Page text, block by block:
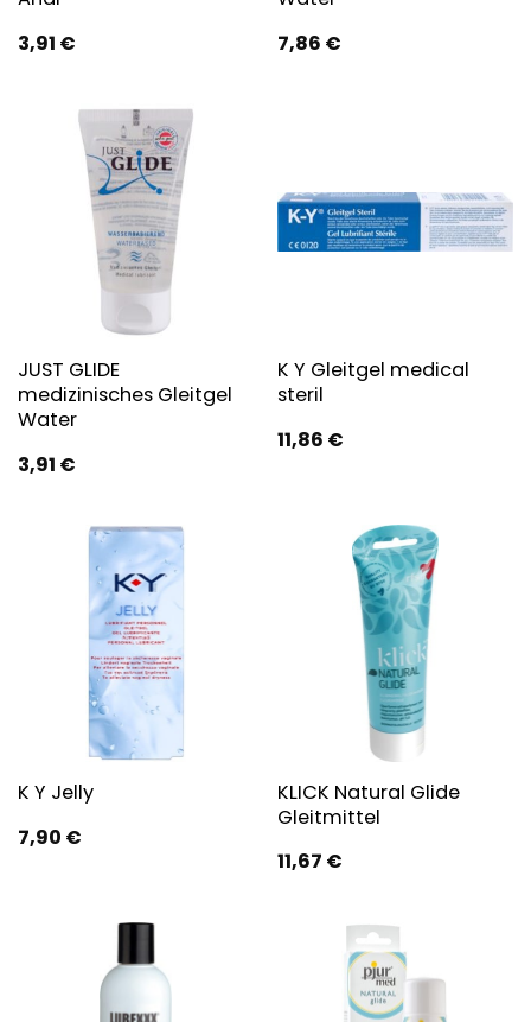
3,91 €
7,86 €
JUST GLIDE
medizinisches Gleitgel
Water
3,91 €
K Y Gleitgel medical
steril
11,86 €
K Y Jelly
7,90 €
KLICK Natural Glide
Gleitmittel
11,67 €